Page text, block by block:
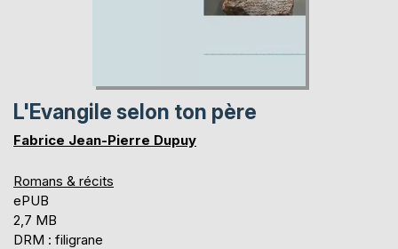
L'Evangile selon ton père
Fabrice Jean-Pierre Dupuy
Romans & récits
ePUB
2,7 MB
DRM : filigrane